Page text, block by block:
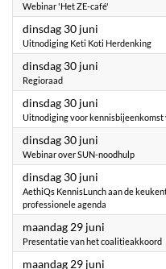
Webinar 'Het ZE-café'
dinsdag 30 juni
Uitnodiging Keti Koti Herdenking
dinsdag 30 juni
Regioraad
dinsdag 30 juni
Uitnodiging voor kennisbijeenkomst
dinsdag 30 juni
Webinar over SUN-noodhulp
dinsdag 30 juni
AethiQs KennisLunch aan de
professionele agenda
maandag 29 juni
Presentatie van het coalitieakkoord
maandag 29 juni